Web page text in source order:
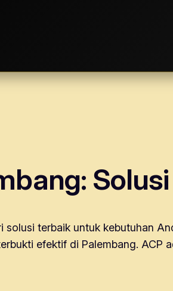
solusi terbaik untuk kebutuhan
efektif di Palembang.